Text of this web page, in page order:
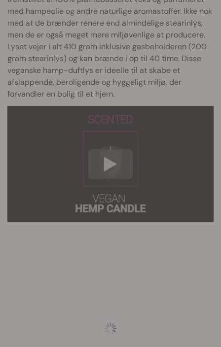
med hampeolie og andre naturlige aromastoffer. Ikke nok
med at de brænder renere end almindelige stearinlys,
men de er også meget mere miljøvenlige at producere.
Lyset vejer i alt 410 gram inklusive gasbeholderen (200
gram stearinlys) og kan brænde i op til 40 time. Disse
veganske hamp-duftlys er ideelle til at skabe et
afslappende, beroligende og hyggeligt miljø, der
forvandler en bolig til et hjem.